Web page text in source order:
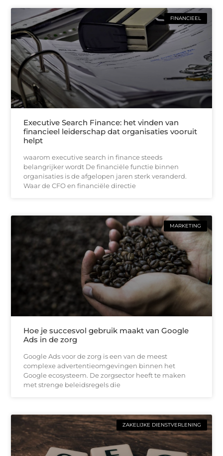
FINANCIEEL
Executive Search Finance: het vinden van
financieel leiderschap dat organisaties vooruit
helpt
waarom executive search in finance steeds
belangrijker wordt De financiële functie binnen
organisaties is de afgelopen jaren sterk veranderd.
Waar de CFO en financiële directie
MARKETING
Hoe je succesvol gebruik maakt van Google
Ads in de zorg
Google Ads voor de zorg is een van de meest
complexe advertentieomgevingen binnen het
Google ecosysteem. De zorgsector heeft te maken
met strenge beleidsregels die
ZAKELIJKE DIENSTVERLENING